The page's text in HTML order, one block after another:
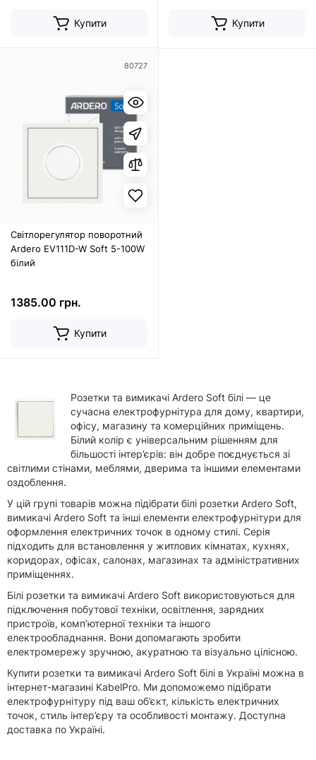
Купити Купити
80727
Світлорегулятор поворотний
Ardero EV111D-W Soft 5-100W
білий
1385.00 грн.
Купити
Розетки та вимикачі Ardero Soft білі — це
сучасна електрофурнітура для дому, квартири,
офісу, магазину та комерційних приміщень.
Білий колір є універсальним рішенням для
більшості інтер’єрів: він добре поєднується зі
світлими стінами, меблями, дверима та іншими елементами
оздоблення.
У цій групі товарів можна підібрати білі розетки Ardero Soft,
вимикачі Ardero Soft та інші елементи електрофурнітури для
оформлення електричних точок в одному стилі. Серія
підходить для встановлення у житлових кімнатах, кухнях,
коридорах, офісах, салонах, магазинах та адміністративних
приміщеннях.
Білі розетки та вимикачі Ardero Soft використовуються для
підключення побутової техніки, освітлення, зарядних
пристроїв, комп’ютерної техніки та іншого
електрообладнання. Вони допомагають зробити
електромережу зручною, акуратною та візуально цілісною.
Купити розетки та вимикачі Ardero Soft білі в Україні можна в
інтернет-магазині KabelPro. Ми допоможемо підібрати
електрофурнітуру під ваш об’єкт, кількість електричних
точок, стиль інтер’єру та особливості монтажу. Доступна
доставка по Україні.